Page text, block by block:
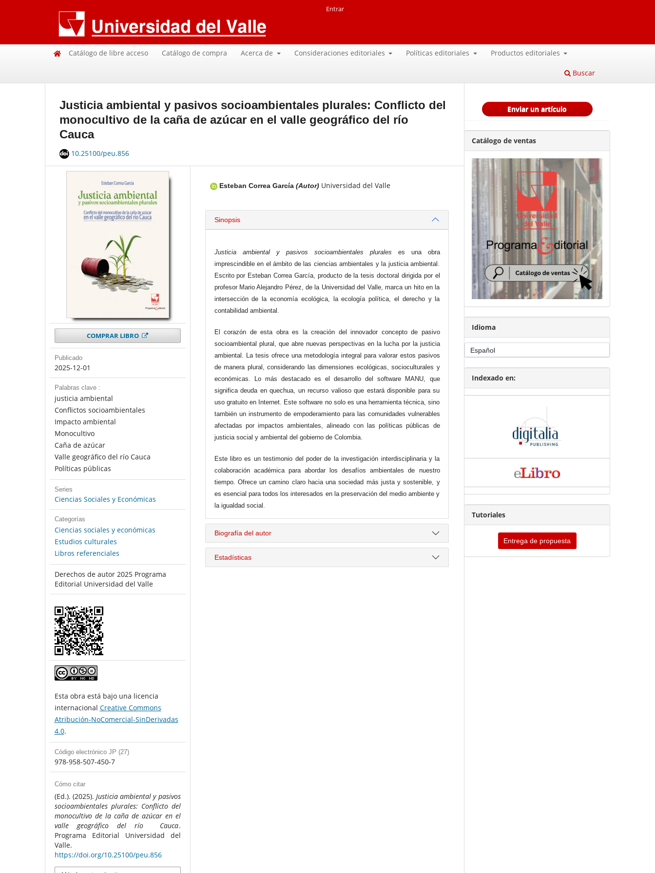
Catálogo de libre acceso Catálogo de compra Acerca de Consideraciones editoriales Políticas editoriales Productos editoriales
Buscar
Entrar
Justicia ambiental y pasivos socioambientales plurales: Conflicto del
monocultivo de la caña de azúcar en el valle geográfico del río
Cauca
10.25100/peu.856
COMPRAR LIBRO
Publicado
2025-12-01
Palabras clave :
justicia ambiental
Conflictos socioambientales
Impacto ambiental
Monocultivo
Caña de azúcar
Valle geográfico del río Cauca
Políticas públicas
Series
Ciencias Sociales y Económicas
Categorías
Ciencias sociales y económicas
Estudios culturales
Libros referenciales
Derechos de autor 2025 Programa
Editorial Universidad del Valle
Esta obra está bajo una licencia
internacional Creative Commons
Atribución-NoComercial-SinDerivadas
4.0.
Código electrónico JP (27)
978-958-507-450-7
Cómo citar
(Ed.). (2025). Justicia ambiental y pasivos
socioambientales plurales: Conflicto del
monocultivo de la caña de azúcar en el
valle geográfico del río Cauca.
Programa Editorial Universidad del
Valle.
https://doi.org/10.25100/peu.856
Esteban Correa García (Autor) Universidad del Valle
Sinopsis
Justicia ambiental y pasivos socioambientales plurales es una obra
imprescindible en el ámbito de las ciencias ambientales y la justicia ambiental.
Escrito por Esteban Correa García, producto de la tesis doctoral dirigida por el
profesor Mario Alejandro Pérez, de la Universidad del Valle, marca un hito en la
intersección de la economía ecológica, la ecología política, el derecho y la
contabilidad ambiental.
El corazón de esta obra es la creación del innovador concepto de pasivo
socioambiental plural, que abre nuevas perspectivas en la lucha por la justicia
ambiental. La tesis ofrece una metodología integral para valorar estos pasivos
de manera plural, considerando las dimensiones ecológicas, socioculturales y
económicas. Lo más destacado es el desarrollo del software MANU, que
significa deuda en quechua, un recurso valioso que estará disponible para su
uso gratuito en Internet. Este software no solo es una herramienta técnica, sino
también un instrumento de empoderamiento para las comunidades vulnerables
afectadas por impactos ambientales, alineado con las políticas públicas de
justicia social y ambiental del gobierno de Colombia.
Este libro es un testimonio del poder de la investigación interdisciplinaria y la
colaboración académica para abordar los desafíos ambientales de nuestro
tiempo. Ofrece un camino claro hacia una sociedad más justa y sostenible, y
es esencial para todos los interesados en la preservación del medio ambiente y
la igualdad social.
Biografía del autor
Estadísticas
Enviar un artículo
Catálogo de ventas
Idioma
Indexado en:
Tutoriales
Entrega de propuesta